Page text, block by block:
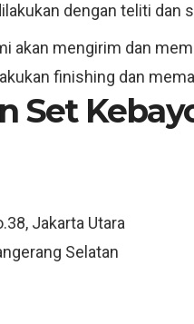
dengan teliti dan
akan mengirim dan
finishing dan
Set
Jakarta Utara
Selatan